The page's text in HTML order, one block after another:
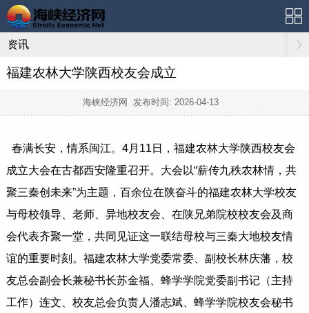
资讯
福建农林大学陕西校友会成立
海峡经济网 发布时间: 2026-04-13
春满长安，情系闽江。4月11日，福建农林大学陕西校友会
成立大会在古都西安隆重召开。大会以“薪传九秩农林情，共
聚三秦创未来”为主题，百余位在陕奋斗的福建农林大学校友
与母校领导、老师、异地校友会、在陕兄弟院校校友会及商
会代表齐聚一堂，共同见证这一联结母校与三秦大地校友情
谊的重要时刻。福建农林大学党委常委、副校长林庆藩，校
友总会副会长兼秘书长苏金福、蜂学学院党委副书记（主持
工作）连文、校友总会负责人潘志斌、蜂学学院校友会秘书